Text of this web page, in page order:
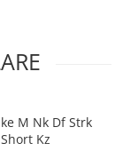
M Nk Df Strk
Short Kz